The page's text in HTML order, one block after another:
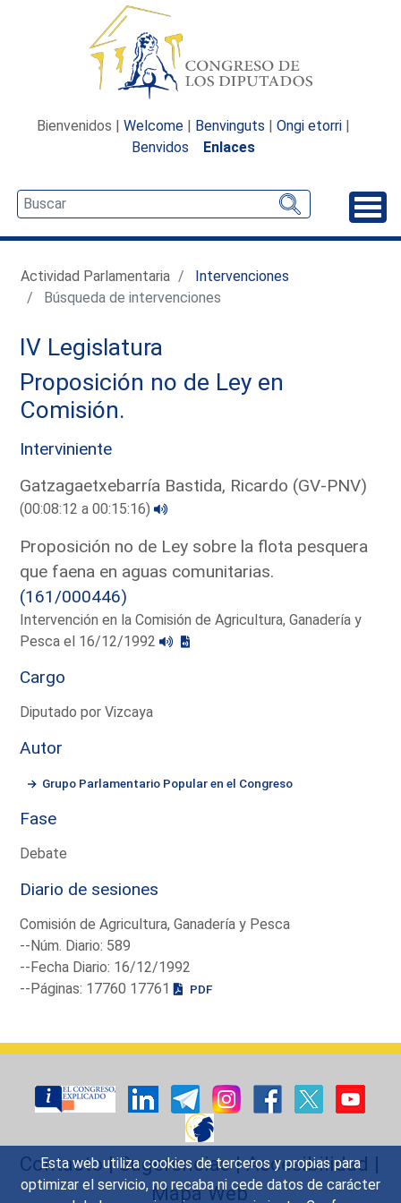
Esta web utiliza cookies de terceros y propias para
optimizar el servicio, no recaba ni cede datos de carácter
Bienvenidos | Welcome | Benvinguts | Ongi etorri |
Benvidos
Enlaces
Actividad Parlamentaria
Intervenciones
Búsqueda de intervenciones
IV Legislatura
Proposición no de Ley en
Comisión.
Interviniente
Gatzagaetxebarría Bastida, Ricardo (GV-PNV)
(00:08:12 a 00:15:16)
Proposición no de Ley sobre la flota pesquera
que faena en aguas comunitarias.
(161/000446)
Intervención en la Comisión de Agricultura, Ganadería y
Pesca el 16/12/1992
Cargo
Diputado por Vizcaya
Autor
Grupo Parlamentario Popular en el Congreso
Fase
Debate
Diario de sesiones
Comisión de Agricultura, Ganadería y Pesca
--Núm. Diario: 589
--Fecha Diario: 16/12/1992
--Páginas: 17760 17761
PDF
Contacto|Sugerencias|Accesibilidad |
Mapa Web